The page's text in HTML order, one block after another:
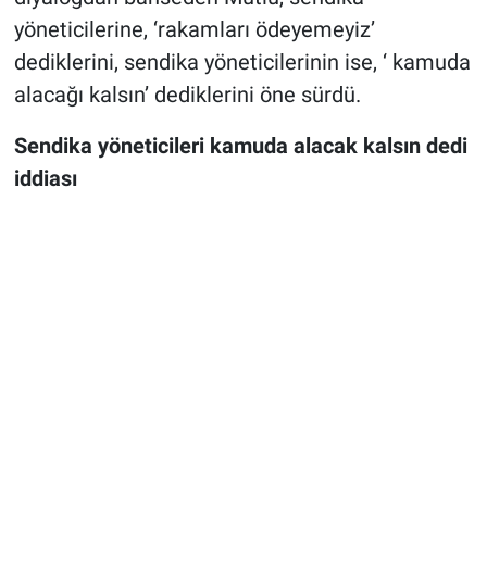
yöneticilerine, ‘rakamları ödeyemeyiz’
dediklerini, sendika yöneticilerinin ise, ‘ kamuda
alacağı kalsın’ dediklerini öne sürdü.
Sendika yöneticileri kamuda alacak kalsın dedi
iddiası